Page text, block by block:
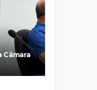
Câmara